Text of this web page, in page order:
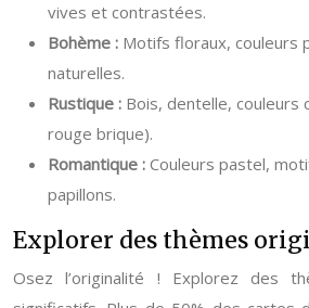
vives et contrastées.
Bohème : Motifs floraux, couleurs
naturelles.
Rustique : Bois, dentelle, couleurs
rouge brique).
Romantique : Couleurs pastel,
papillons.
Explorer des thèmes
Osez l’originalité ! Explorez des